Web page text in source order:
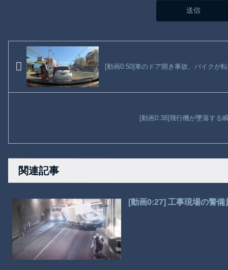
[動画0:50]車のドア開き事故、バイクが
[動画0:38]飛行機が墜落する
関連記事
[動画0:27] 工事現場の警